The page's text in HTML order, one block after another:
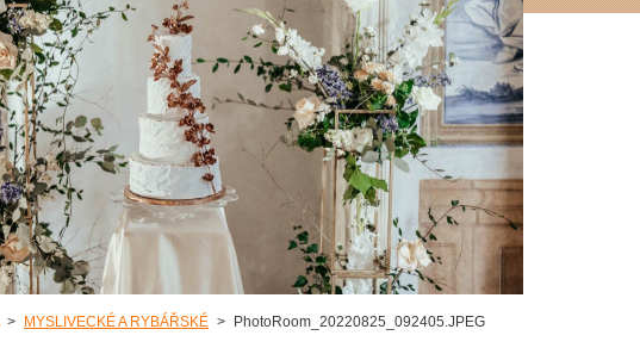
> MYSLIVECKÉ A RYBÁŘSKÉ > PhotoRoom_20220825_092405.JPEG